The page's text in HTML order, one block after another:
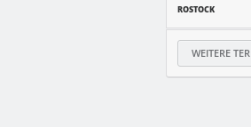
ROSTOCK
WEITERE